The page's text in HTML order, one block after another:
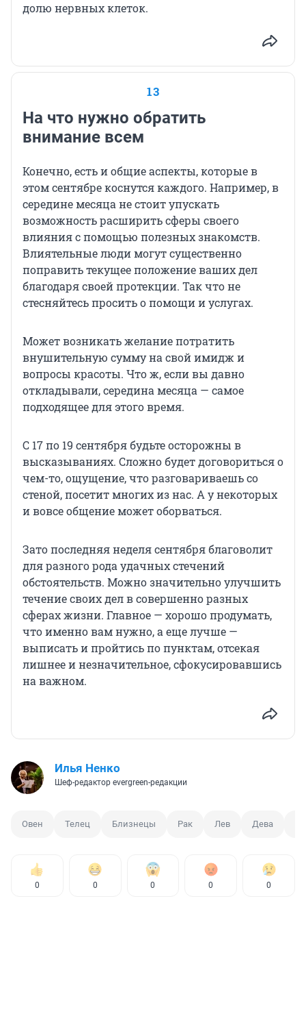
долю нервных клеток.
13
На что нужно обратить
внимание всем
Конечно, есть и общие аспекты, которые в
этом сентябре коснутся каждого. Например, в
середине месяца не стоит упускать
возможность расширить сферы своего
влияния с помощью полезных знакомств.
Влиятельные люди могут существенно
поправить текущее положение ваших дел
благодаря своей протекции. Так что не
стесняйтесь просить о помощи и услугах.
Может возникать желание потратить
внушительную сумму на свой имидж и
вопросы красоты. Что ж, если вы давно
откладывали, середина месяца — самое
подходящее для этого время.
С 17 по 19 сентября будьте осторожны в
высказываниях. Сложно будет договориться о
чем-то, ощущение, что разговариваешь со
стеной, посетит многих из нас. А у некоторых
и вовсе общение может оборваться.
Зато последняя неделя сентября благоволит
для разного рода удачных стечений
обстоятельств. Можно значительно улучшить
течение своих дел в совершенно разных
сферах жизни. Главное — хорошо продумать,
что именно вам нужно, а еще лучше —
выписать и пройтись по пунктам, отсекая
лишнее и незначительное, сфокусировавшись
на важном.
Илья Ненко
Шеф-редактор evergreen-редакции
Овен Телец Близнецы Рак Лев Дева
0 0 0 0 0